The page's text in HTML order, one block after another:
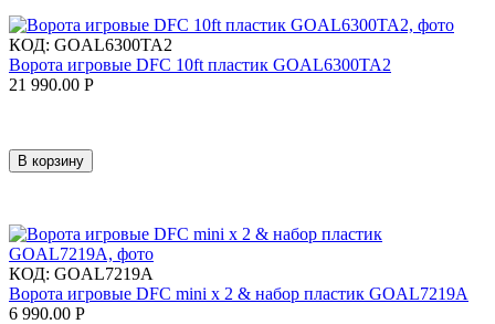
КОД: GOAL6300TA2
Ворота игровые DFC 10ft пластик GOAL6300TA2
21 990.00 Р
В корзину
КОД: GOAL7219A
Ворота игровые DFC mini х 2 & набор пластик GOAL7219A
6 990.00 Р